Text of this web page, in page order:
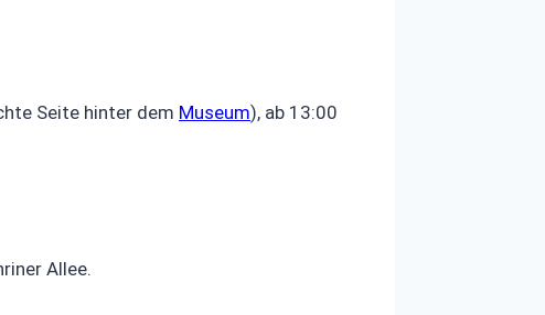
Seite hinter dem Museum), ab 13:00
Allee.